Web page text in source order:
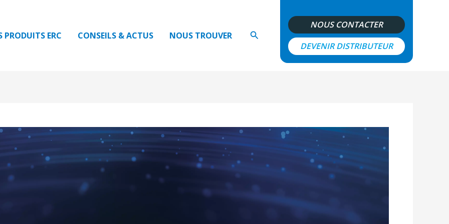
PRODUITS ERC CONSEILS & ACTUS NOUS TROUVER Rechercher
NOUS CONTACTER
DEVENIR DISTRIBUTEUR